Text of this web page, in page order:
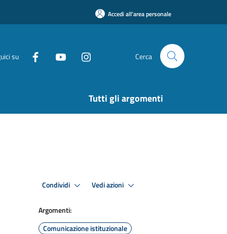
Accedi all'area personale
su Cerca
Tutti gli argomenti
Condividi Vedi azioni
Argomenti:
Comunicazione istituzionale